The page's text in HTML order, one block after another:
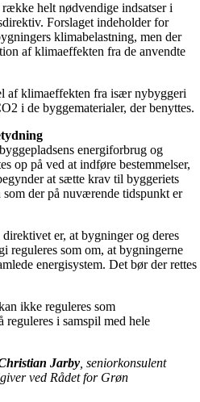
helt nødvendige indsatser i
Forslaget indeholder for
klimabelastning, men der
af klimaeffekten fra de anvendte
af klimaeffekten fra især nybyggeri
i de byggematerialer, der benyttes.
energiforbrug og
op på ved at indføre bestemmelser,
at sætte krav til byggeriets
der på nuværende tidspunkt er
er, at bygninger og deres
reguleres som om, at bygningerne
energisystem. Det bør der rettes
ikke reguleres som
reguleres i samspil med hele
Jarby , seniorkonsulent
ved Rådet for Grøn